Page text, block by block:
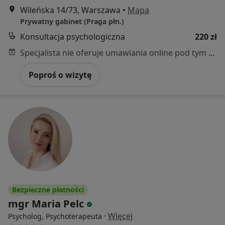
Wileńska 14/73, Warszawa • Mapa
Prywatny gabinet (Praga płn.)
Konsultacja psychologiczna
220 zł
Specjalista nie oferuje umawiania online pod tym adresem.
Poproś o wizytę
Bezpieczne płatności
mgr Maria Pelc
Psycholog, Psychoterapeuta · Więcej